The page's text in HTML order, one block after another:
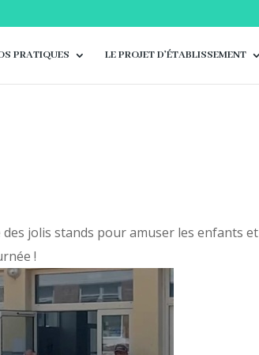
PRATIQUES LE PROJET D’ÉTABLISSEMENT
des jolis stands pour amuser les enfants et
!